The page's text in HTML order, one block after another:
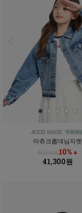
마츄크롭데님자켓
45,800원10% ↓
41,300원